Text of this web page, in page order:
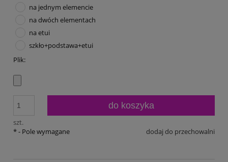
na jednym elemencie
na dwóch elementach
na etui
szkło+podstawa+etui
Plik:
szt.
do koszyka
dodaj do przechowalni
*- Pole wymagane